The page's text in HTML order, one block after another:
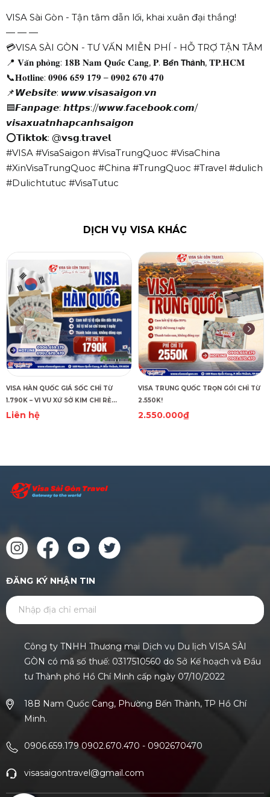
VISA Sài Gòn - Tận tâm dẫn lối, khai xuân đại thắng!
— — —
💳VISA SÀI GÒN - TƯ VẤN MIỄN PHÍ - HỖ TRỢ TẬN TÂM
📍 𝐕𝐚̆𝐧 𝐩𝐡𝐨̀𝐧𝐠: 𝟏𝟖𝐁 𝐍𝐚𝐦 𝐐𝐮𝐨̂́𝐜 𝐂𝐚𝐧𝐠, 𝐏. 𝗕𝗲̂́𝗻 𝗧𝗵𝗮̀𝗻𝗵, 𝐓𝐏.𝐇𝐂𝐌
📞𝐇𝐨𝐭𝐥𝐢𝐧𝐞: 𝟎𝟗𝟎𝟔 𝟔𝟓𝟗 𝟏𝟕𝟗 – 𝟎𝟗𝟎𝟐 𝟔𝟕𝟎 𝟒𝟕𝟎
📌𝙒𝙚𝙗𝙨𝙞𝙩𝙚: 𝙬𝙬𝙬.𝙫𝙞𝙨𝙖𝙨𝙖𝙞𝙜𝙤𝙣.𝙫𝙣
🟦𝙁𝙖𝙣𝙥𝙖𝙜𝙚: 𝙝𝙩𝙩𝙥𝙨://𝙬𝙬𝙬.𝙛𝙖𝙘𝙚𝙗𝙤𝙤𝙠.𝙘𝙤𝙢/
𝙫𝙞𝙨𝙖𝙭𝙪𝙖𝙩𝙣𝙝𝙖𝙥𝙘𝙖𝙣𝙝𝙨𝙖𝙞𝙜𝙤𝙣
⭕𝗧𝗶𝗸𝘁𝗼𝗸: @𝘃𝘀𝗴.𝘁𝗿𝗮𝘃𝗲𝗹
#VISA #VisaSaigon #VisaTrungQuoc #VisaChina
#XinVisaTrungQuoc #China #TrungQuoc #Travel #dulich
#Dulichtutuc #VisaTutuc
DỊCH VỤ VISA KHÁC
VISA HÀN QUỐC GIÁ SỐC CHỈ TỪ
1.790K – VI VU XỨ SỞ KIM CHI RẺ
CHƯA TỪNG THẤY!
Liên hệ
VISA TRUNG QUỐC TRỌN GÓI CHỈ TỪ
2.550K!
2.550.000₫
ĐĂNG KÝ NHẬN TIN
Công ty TNHH Thương mại Dịch vụ Du lịch VISA SÀI
GÒN có mã số thuế: 0317510560 do Sở Kế hoạch và Đầu
tư Thành phố Hồ Chí Minh cấp ngày 07/10/2022
18B Nam Quốc Cang, Phường Bến Thành, TP Hồ Chí
Minh.
0906.659.179 0902.670.470 - 0902670470
visasaigontravel@gmail.com